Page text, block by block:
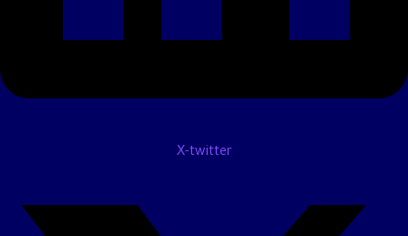
X-twitter